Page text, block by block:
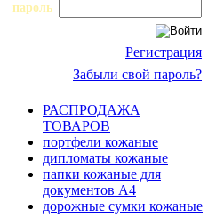
пароль
Регистрация
Забыли свой пароль?
РАСПРОДАЖА
ТОВАРОВ
портфели кожаные
дипломаты кожаные
папки кожаные для
документов А4
дорожные сумки кожаные